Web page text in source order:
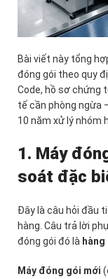
Bài viết này tổng
đóng gói theo quy
Code, hồ sơ chứng
tế cần phòng ngừa
10 năm xử lý nhóm
1. Máy
soát đặc
Đây là câu hỏi đầu
hàng. Câu trả lời
đóng gói đó là
Máy đóng gói mới